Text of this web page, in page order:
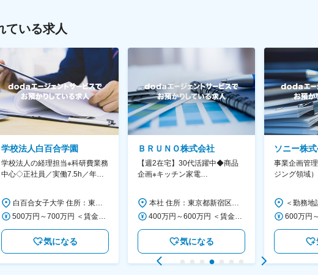
ている求人
学校法人白百合学園
学校法人の経理担当※科研費業務
中心◇正社員／実働7.5h／年休
大学
白百合女子大学 住所：東京都調布市緑ヶ丘1-25 勤務地最寄駅：京王線／仙川駅 受動喫煙対策：屋内全面禁煙 変更の範囲：会社の定める事業所
500万円～700万円 ＜賃金形態＞ 月給制 ＜賃金内訳＞ 月額（基本給）：280,000円～430,000円 ＜月給＞ 280,000円～430,000円 ＜昇給有無＞ 有 ＜残業手当＞ 有 ＜給与補足＞ ※年齢・過去の経験に基づき、本学規定に合わせ決定 【残業手当】有 /残業時間に応じて全額支給（※想定年収に含む） 【各種手当】扶養手当/住宅手当/通勤手当 等 【賞与】年2回（6月、12月） 【昇給】年1回（4月） 賃金はあくまでも目安の金額であり、選考を通じて上下する可能性があります。 月給(月額)は固定手当を含めた表記です。
気になる
ＢＲＵＮＯ株式会社
【週2在宅】30代活躍中◆商品
企画※キッチン家電
画～調達／働き方◎
本社 住所：東京都新宿区西新宿6丁目22-1 新宿スクエアタワー B1階 勤務地最寄駅：東京メトロ丸ノ内線／西新宿駅 受動喫煙対策：屋内全面禁煙 変更の範囲：会社の定める事業所（リモートワーク含む）
400万円～600万円 ＜賃金形態＞ 月給制 経験・能力を考慮の上、優遇いたします。 ＜賃金内訳＞ 月額（基本給）：300,000円～450,000円 ＜月給＞ 300,000円～450,000円 ＜昇給有無＞ 有 ＜残業手当＞ 有 ＜給与補足＞ ・賞与実績：年2回 ・昇給：年1回 ※半年毎に評価を行い、評価が高ければ年齢に関係なく昇給・昇格していきます。創造性の高い人・新しいことにチャレンジした人が高い評価を得られます。 賃金はあくまでも目安の金額であり、選考を通じて上下する可能性があります。 月給(月額)は固定手当を含めた表記です。
気になる
ソニー株
事業企画管
ジング領域